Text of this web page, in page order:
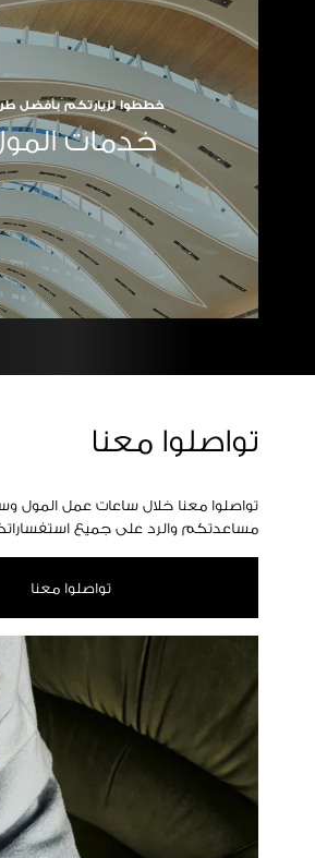
خططوا لزيارتكم بأفضل
خدمات
تواصلوا معنا
تواصلوا معنا خلال ساعات عمل المول
مساعدتكم والرد على جميع
تواصلوا معنا